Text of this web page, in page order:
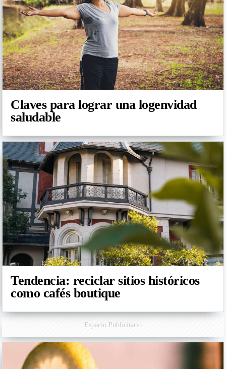
Claves para lograr una logenvidad
saludable
Tendencia: reciclar sitios históricos
como cafés boutique
Espacio Publicitario